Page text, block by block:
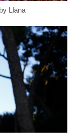
Llana